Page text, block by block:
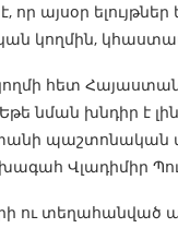
որ այսօր
կողմին,
հետ
նման խնդիր է
պաշտոնական
Վլադիմիր
ու